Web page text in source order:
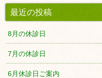
最近の投稿
8月の休診日
7月の休診日
6月休診日ご案内